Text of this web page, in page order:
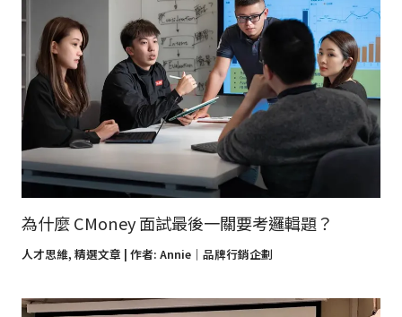
為什麼 CMoney 面試最後一關要考邏輯題？
人才思維, 精選文章 | 作者: Annie｜品牌行銷企劃